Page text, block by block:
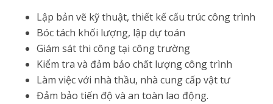
Lập bản vẽ kỹ thuật, thiết kế cấu trúc công trình
Bóc tách khối lượng, lập dự toán
Giám sát thi công tại công trường
Kiểm tra và đảm bảo chất lượng công trình
Làm việc với nhà thầu, nhà cung cấp vật tư
Đảm bảo tiến độ và an toàn lao động.